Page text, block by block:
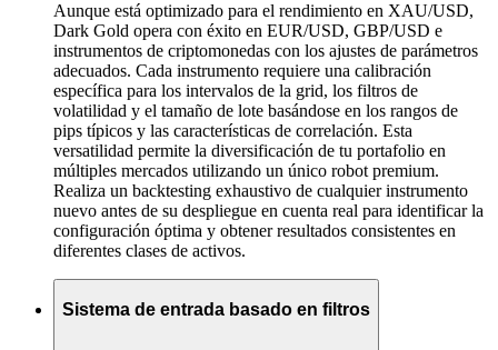
Aunque está optimizado para el rendimiento en XAU/USD,
Dark Gold opera con éxito en EUR/USD, GBP/USD e
instrumentos de criptomonedas con los ajustes de parámetros
adecuados. Cada instrumento requiere una calibración
específica para los intervalos de la grid, los filtros de
volatilidad y el tamaño de lote basándose en los rangos de
pips típicos y las características de correlación. Esta
versatilidad permite la diversificación de tu portafolio en
múltiples mercados utilizando un único robot premium.
Realiza un backtesting exhaustivo de cualquier instrumento
nuevo antes de su despliegue en cuenta real para identificar la
configuración óptima y obtener resultados consistentes en
diferentes clases de activos.
Sistema de entrada basado en filtros